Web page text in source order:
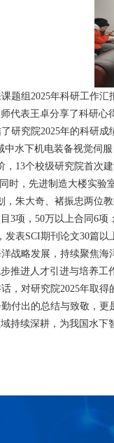
题组2025年科研工作汇
代表王卓分享了科研心
研究院2025年的科研成
水下机电装备视觉伺
， 13个校级研究院首次
时，先进制造大楼实
，朱大奇、褚振忠两位
3项， 50万以上合同 6项；
发表SCI期刊论文30篇以
战略发展，持续聚焦
推进人才引进与培养工
，对研究院2025年取得
付出的总结与致敬，
持续深耕，为我国水下